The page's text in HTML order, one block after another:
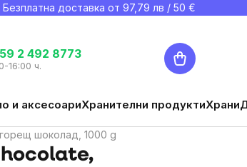
Безплатна доставка от 97,79 лв / 50 €
2 492 8773
16:00 ч.
Количка
и аксесоариХранителни продуктиХрани
горещ шоколад, 1000 g